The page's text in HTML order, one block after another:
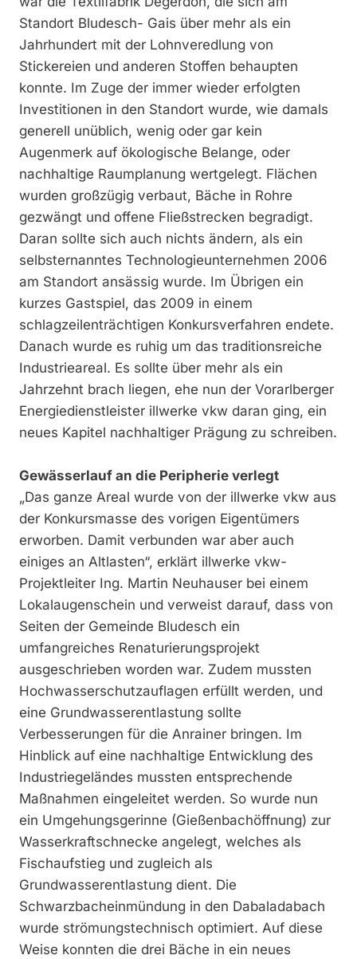
Standort Bludesch- Gais über mehr als ein
Jahrhundert mit der Lohnveredlung von
Stickereien und anderen Stoffen behaupten
konnte. Im Zuge der immer wieder erfolgten
Investitionen in den Standort wurde, wie damals
generell unüblich, wenig oder gar kein
Augenmerk auf ökologische Belange, oder
nachhaltige Raumplanung wertgelegt. Flächen
wurden großzügig verbaut, Bäche in Rohre
gezwängt und offene Fließstrecken begradigt.
Daran sollte sich auch nichts ändern, als ein
selbsternanntes Technologieunternehmen 2006
am Standort ansässig wurde. Im Übrigen ein
kurzes Gastspiel, das 2009 in einem
schlagzeilenträchtigen Konkursverfahren endete.
Danach wurde es ruhig um das traditionsreiche
Industrieareal. Es sollte über mehr als ein
Jahrzehnt brach liegen, ehe nun der Vorarlberger
Energiedienstleister illwerke vkw daran ging, ein
neues Kapitel nachhaltiger Prägung zu schreiben.
Gewässerlauf an die Peripherie verlegt
„Das ganze Areal wurde von der illwerke vkw aus
der Konkursmasse des vorigen Eigentümers
erworben. Damit verbunden war aber auch
einiges an Altlasten“, erklärt illwerke vkw-
Projektleiter Ing. Martin Neuhauser bei einem
Lokalaugenschein und verweist darauf, dass von
Seiten der Gemeinde Bludesch ein
umfangreiches Renaturierungsprojekt
ausgeschrieben worden war. Zudem mussten
Hochwasserschutzauflagen erfüllt werden, und
eine Grundwasserentlastung sollte
Verbesserungen für die Anrainer bringen. Im
Hinblick auf eine nachhaltige Entwicklung des
Industriegeländes mussten entsprechende
Maßnahmen eingeleitet werden. So wurde nun
ein Umgehungsgerinne (Gießenbachöffnung) zur
Wasserkraftschnecke angelegt, welches als
Fischaufstieg und zugleich als
Grundwasserentlastung dient. Die
Schwarzbacheinmündung in den Dabaladabach
wurde strömungstechnisch optimiert. Auf diese
Weise konnten die drei Bäche in ein neues